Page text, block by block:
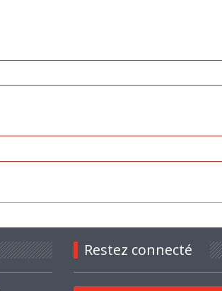
Restez connecté